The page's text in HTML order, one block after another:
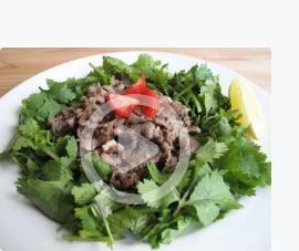
テクノロジー・ガジェット
映像・映画
ビジネス・起業